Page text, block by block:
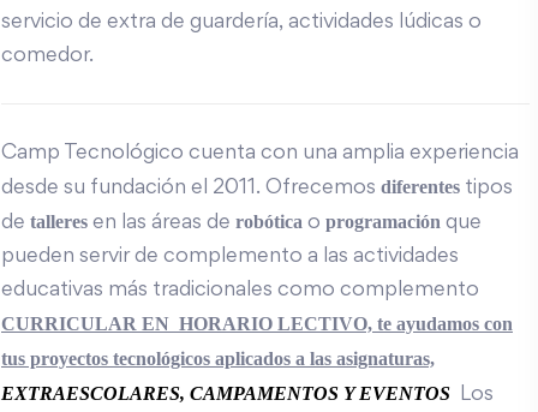
servicio de extra de guardería, actividades lúdicas o
comedor.
Camp Tecnológico cuenta con una amplia experiencia
desde su fundación el 2011. Ofrecemos diferentes tipos
de talleres en las áreas de robótica o programación que
pueden servir de complemento a las actividades
educativas más tradicionales como complemento
CURRICULAR EN HORARIO LECTIVO, te ayudamos con
tus proyectos tecnológicos aplicados a las asignaturas,
EXTRAESCOLARES, CAMPAMENTOS Y EVENTOS Los